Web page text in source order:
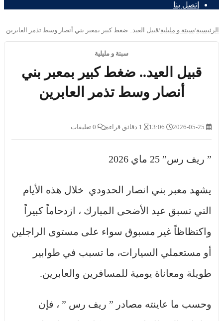
إتصل بنا
الرئيسية/سبتة و مليلية/قبيل العيد.. ضغط كبير بمعبر بني أنصار وسط تذمر العابرين
سبتة و مليلية
قبيل العيد.. ضغط كبير بمعبر بني
أنصار وسط تذمر العابرين
” ريف رس” 25 ماي 2026
يشهد معبر بني انصار الحدودي خلال هذه الأيام
التي تسبق عيد الأضحى المبارك ، ازدحاماً كبيراً
واكتظاظاً غير مسبوق سواء على مستوى الراجلين
أو مستعملي السيارات، ما تسبب في طوابير
طويلة ومعاناة يومية للمسافرين والعابرين.
وحسب ما عاينته مصادر ” ريف رس ” ، فإن